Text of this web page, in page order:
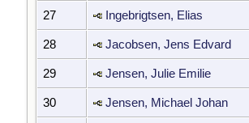
27 Ingebrigtsen, Elias
28 Jacobsen, Jens Edvard
29 Jensen, Julie Emilie
30 Jensen, Michael Johan